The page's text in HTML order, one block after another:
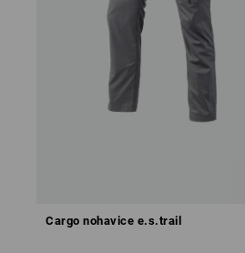
Cargo nohavice e.s.trail